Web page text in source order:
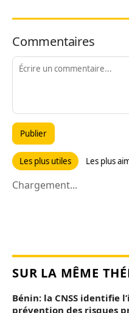
Commentaires
Publier
Les plus utiles Les plus
Chargement...
SUR LA MÊME
Bénin: la CNSS identifie
prévention des risques